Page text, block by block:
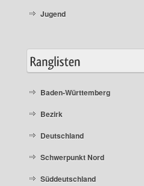
Jugend
Baden-Württemberg
Bezirk
Deutschland
Schwerpunkt Nord
Süddeutschland